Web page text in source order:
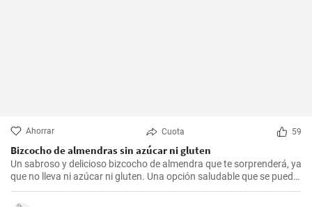
Ahorrar Cuota 59
Bizcocho de almendras sin azúcar ni gluten
Un sabroso y delicioso bizcocho de almendra que te sorprenderá, ya
que no lleva ni azúcar ni gluten. Una opción saludable que se puede
adaptar a muchas personas.